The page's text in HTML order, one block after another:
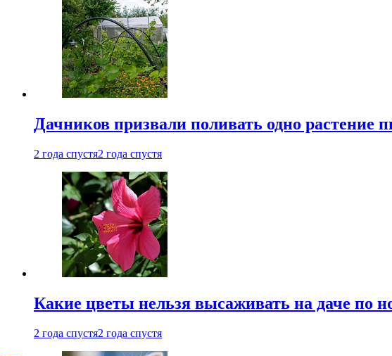
Дачников призвали поливать одно растение
2 года спустя2 года спустя
Какие цветы нельзя высаживать на даче по
2 года спустя2 года спустя